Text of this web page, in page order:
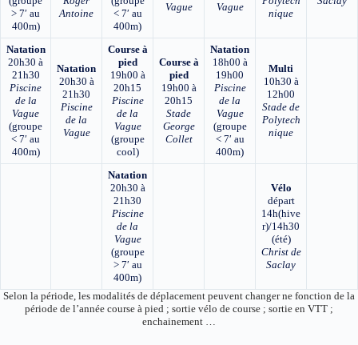
> 7′ au
400m)
Antoine
< 7′ au
400m)
Vague
Vague
nique
Natation
20h30 à
21h30
Piscine
de la
Vague
(groupe
< 7′ au
400m)
Natation
20h30 à
21h30
Piscine
de la
Vague
Course à
pied
19h00 à
20h15
Piscine
de la
Vague
(groupe
cool)
Course à
pied
19h00 à
20h15
Stade
George
Collet
Natation
18h00 à
19h00
Piscine
de la
Vague
(groupe
< 7′ au
400m)
Multi
10h30 à
12h00
Stade de
Polytech
nique
Natation
20h30 à
21h30
Piscine
de la
Vague
(groupe
> 7′ au
400m)
Vélo
départ
14h(hive
r)/14h30
(été)
Christ de
Saclay
Selon la période, les modalités de déplacement peuvent changer ne fonction de la
période de l’année course à pied ; sortie vélo de course ; sortie en VTT ;
enchainement …